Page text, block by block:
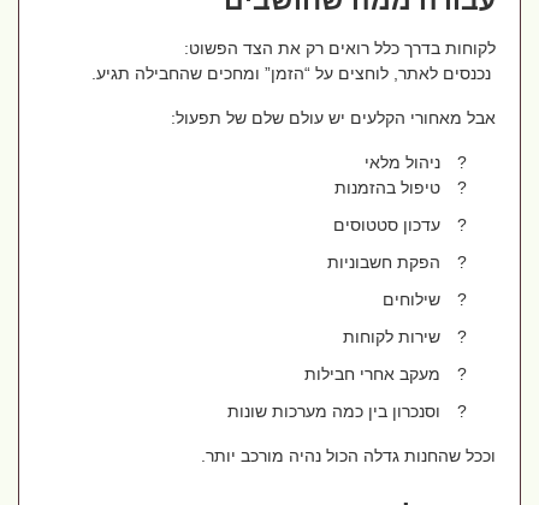
לקוחות בדרך כלל רואים רק את הצד הפשוט:
נכנסים לאתר, לוחצים על “הזמן” ומחכים שהחבילה תגיע.
אבל מאחורי הקלעים יש עולם שלם של תפעול:
ניהול מלאי
טיפול בהזמנות
עדכון סטטוסים
הפקת חשבוניות
שילוחים
שירות לקוחות
מעקב אחרי חבילות
וסנכרון בין כמה מערכות שונות
וככל שהחנות גדלה הכול נהיה מורכב יותר.